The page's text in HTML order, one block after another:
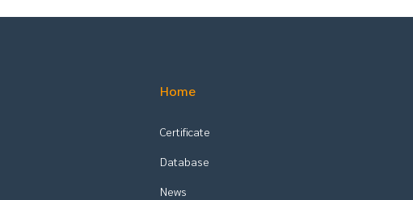
Home
Certificate
Database
News